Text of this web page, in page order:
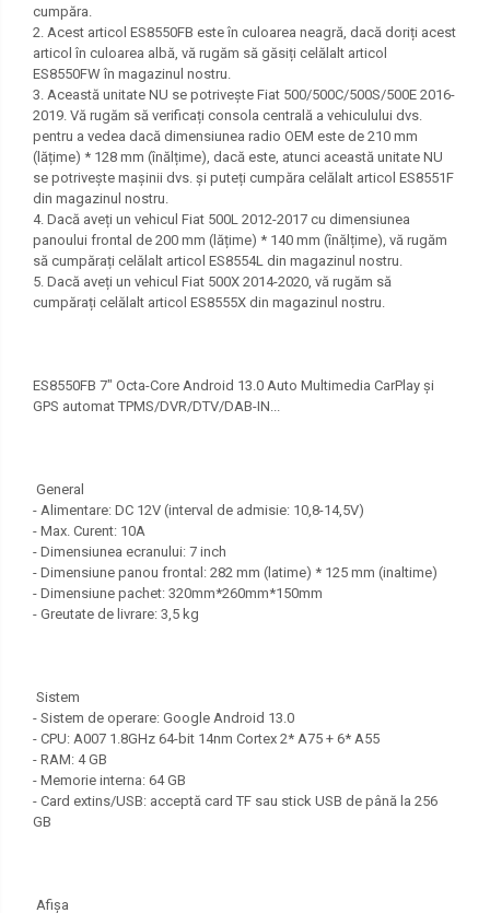
cumpăra.
2. Acest articol ES8550FB este în culoarea neagră, dacă doriți acest
articol în culoarea albă, vă rugăm să găsiți celălalt articol
ES8550FW în magazinul nostru.
3. Această unitate NU se potrivește Fiat 500/500C/500S/500E 2016-
2019. Vă rugăm să verificați consola centrală a vehiculului dvs.
pentru a vedea dacă dimensiunea radio OEM este de 210 mm
(lățime) * 128 mm (înălțime), dacă este, atunci această unitate NU
se potrivește mașinii dvs. și puteți cumpăra celălalt articol ES8551F
din magazinul nostru.
4. Dacă aveți un vehicul Fiat 500L 2012-2017 cu dimensiunea
panoului frontal de 200 mm (lățime) * 140 mm (înălțime), vă rugăm
să cumpărați celălalt articol ES8554L din magazinul nostru.
5. Dacă aveți un vehicul Fiat 500X 2014-2020, vă rugăm să
cumpărați celălalt articol ES8555X din magazinul nostru.
ES8550FB 7" Octa-Core Android 13.0 Auto Multimedia CarPlay și
GPS automat TPMS/DVR/DTV/DAB-IN...
General
- Alimentare: DC 12V (interval de admisie: 10,8-14,5V)
- Max. Curent: 10A
- Dimensiunea ecranului: 7 inch
- Dimensiune panou frontal: 282 mm (latime) * 125 mm (inaltime)
- Dimensiune pachet: 320mm*260mm*150mm
- Greutate de livrare: 3,5 kg
Sistem
- Sistem de operare: Google Android 13.0
- CPU: A007 1.8GHz 64-bit 14nm Cortex 2* A75 + 6* A55
- RAM: 4 GB
- Memorie interna: 64 GB
- Card extins/USB: acceptă card TF sau stick USB de până la 256
GB
Afişa